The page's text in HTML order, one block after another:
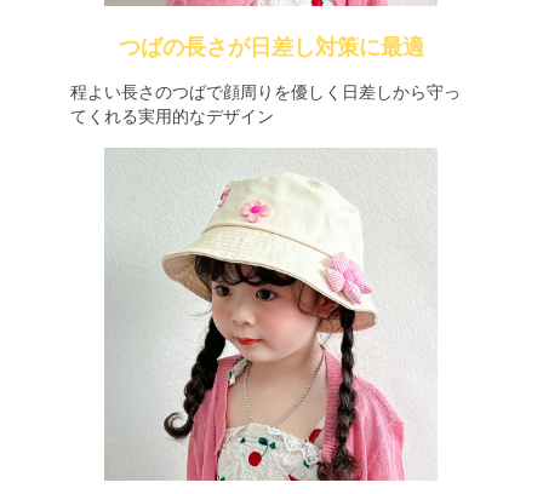
つばの長さが日差し対策に最適
程よい長さのつばで顔周りを優しく日差しから守っ
てくれる実用的なデザイン